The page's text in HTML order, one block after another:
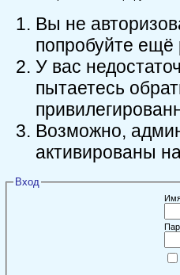
Вы не
попробуйте ещё
У вас
пытаетесь
Возможно,
активированы
Вход